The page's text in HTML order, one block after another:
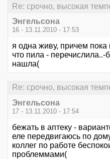
Re: срочно, высокая
Энгельсона
16 - 13.11.2010 - 17:53
я одна живу, причем пока
что пила -
нашла(
Re: срочно, высокая
Энгельсона
17 - 13.11.2010 - 17:54
бежать в аптеку -
еле передвигаюсь по
коллег по работе
проблеммами(